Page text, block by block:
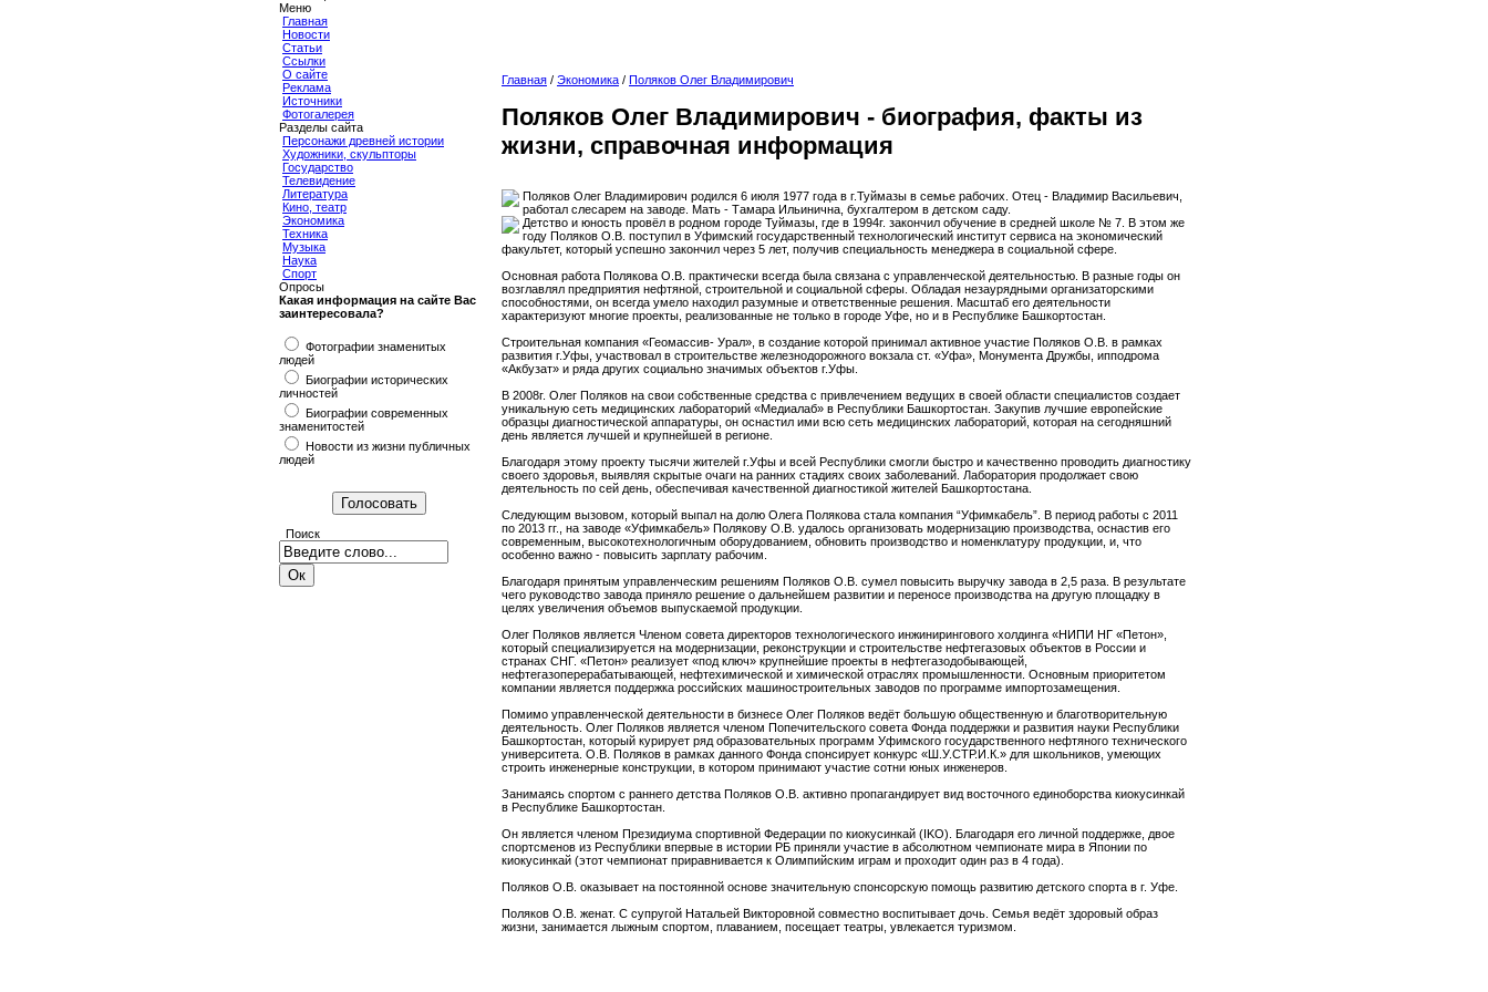
Меню
Главная
Новости
Статьи
Ссылки
О сайте
Реклама
Источники
Фотогалерея
Разделы сайта
Персонажи древней истории
Художники, скульпторы
Государство
Телевидение
Литература
Кино, театр
Экономика
Техника
Музыка
Наука
Спорт
Опросы
Какая информация на сайте Вас
заинтересовала?
Фотографии знаменитых
людей
Биографии исторических
личностей
Биографии современных
знаменитостей
Новости из жизни публичных
людей
Поиск
Главная / Экономика / Поляков Олег Владимирович
Поляков Олег Владимирович - биография, факты из
жизни, справочная информация
Поляков Олег Владимирович родился 6 июля 1977 года в г.Туймазы в семье рабочих. Отец - Владимир Васильевич,
работал слесарем на заводе. Мать - Тамара Ильинична, бухгалтером в детском саду.
Детство и юность провёл в родном городе Туймазы, где в 1994г. закончил обучение в средней школе № 7. В этом же
году Поляков О.В. поступил в Уфимский государственный технологический институт сервиса на экономический
факультет, который успешно закончил через 5 лет, получив специальность менеджера в социальной сфере.
Основная работа Полякова О.В. практически всегда была связана с управленческой деятельностью. В разные годы он
возглавлял предприятия нефтяной, строительной и социальной сферы. Обладая незаурядными организаторскими
способностями, он всегда умело находил разумные и ответственные решения. Масштаб его деятельности
характеризуют многие проекты, реализованные не только в городе Уфе, но и в Республике Башкортостан.
Строительная компания «Геомассив- Урал», в создание которой принимал активное участие Поляков О.В. в рамках
развития г.Уфы, участвовал в строительстве железнодорожного вокзала ст. «Уфа», Монумента Дружбы, ипподрома
«Акбузат» и ряда других социально значимых объектов г.Уфы.
В 2008г. Олег Поляков на свои собственные средства с привлечением ведущих в своей области специалистов создает
уникальную сеть медицинских лабораторий «Медиалаб» в Республики Башкортостан. Закупив лучшие европейские
образцы диагностической аппаратуры, он оснастил ими всю сеть медицинских лабораторий, которая на сегодняшний
день является лучшей и крупнейшей в регионе.
Благодаря этому проекту тысячи жителей г.Уфы и всей Республики смогли быстро и качественно проводить диагностику
своего здоровья, выявляя скрытые очаги на ранних стадиях своих заболеваний. Лаборатория продолжает свою
деятельность по сей день, обеспечивая качественной диагностикой жителей Башкортостана.
Следующим вызовом, который выпал на долю Олега Полякова стала компания “Уфимкабель”. В период работы с 2011
по 2013 гг., на заводе «Уфимкабель» Полякову О.В. удалось организовать модернизацию производства, оснастив его
современным, высокотехнологичным оборудованием, обновить производство и номенклатуру продукции, и, что
особенно важно - повысить зарплату рабочим.
Благодаря принятым управленческим решениям Поляков О.В. сумел повысить выручку завода в 2,5 раза. В результате
чего руководство завода приняло решение о дальнейшем развитии и переносе производства на другую площадку в
целях увеличения объемов выпускаемой продукции.
Олег Поляков является Членом совета директоров технологического инжинирингового холдинга «НИПИ НГ «Петон»,
который специализируется на модернизации, реконструкции и строительстве нефтегазовых объектов в России и
странах СНГ. «Петон» реализует «под ключ» крупнейшие проекты в нефтегазодобывающей,
нефтегазоперерабатывающей, нефтехимической и химической отраслях промышленности. Основным приоритетом
компании является поддержка российских машиностроительных заводов по программе импортозамещения.
Помимо управленческой деятельности в бизнесе Олег Поляков ведёт большую общественную и благотворительную
деятельность. Олег Поляков является членом Попечительского совета Фонда поддержки и развития науки Республики
Башкортостан, который курирует ряд образовательных программ Уфимского государственного нефтяного технического
университета. О.В. Поляков в рамках данного Фонда спонсирует конкурс «Ш.У.СТР.И.К.» для школьников, умеющих
строить инженерные конструкции, в котором принимают участие сотни юных инженеров.
Занимаясь спортом с раннего детства Поляков О.В. активно пропагандирует вид восточного единоборства киокусинкай
в Республике Башкортостан.
Он является членом Президиума спортивной Федерации по киокусинкай (IKO). Благодаря его личной поддержке, двое
спортсменов из Республики впервые в истории РБ приняли участие в абсолютном чемпионате мира в Японии по
киокусинкай (этот чемпионат приравнивается к Олимпийским играм и проходит один раз в 4 года).
Поляков О.В. оказывает на постоянной основе значительную спонсорскую помощь развитию детского спорта в г. Уфе.
Поляков О.В. женат. С супругой Натальей Викторовной совместно воспитывает дочь. Семья ведёт здоровый образ
жизни, занимается лыжным спортом, плаванием, посещает театры, увлекается туризмом.